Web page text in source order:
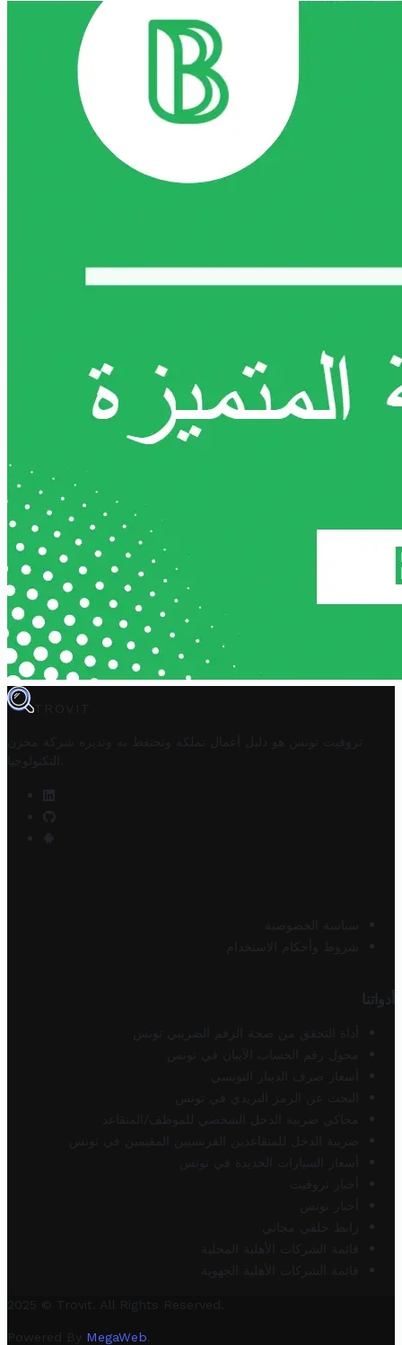
TROVIT
تروفيت تونس هو دليل أعمال تملكه وتحتفظ به وتديره
شركة مخزن
التكنولوجيا
سياسة الخصوصية
شروط وأحكام الاستخدام
أدواتنا
أداة التحقق من صحة الرقم الضريبي تونس
محول رقم الحساب الآيبان في تونس
أسعار صرف الدينار التونسي
البحث عن الرمز البريدي في تونس
محاكي ضريبة الدخل الشخصي للموظف/المتقاعد
ضريبة الدخل للمتقاعدين الفرنسيين المقيمين في تونس
أسعار السيارات الجديدة في تونس
أخبار تروفيت
أخبار تونس
رابط خلفي مجاني
قائمة الشركات الأهلية المحلية
قائمة الشركات الأهلية الجهوية
2025 © Trovit. All Rights Reserved.
Powered By MegaWeb